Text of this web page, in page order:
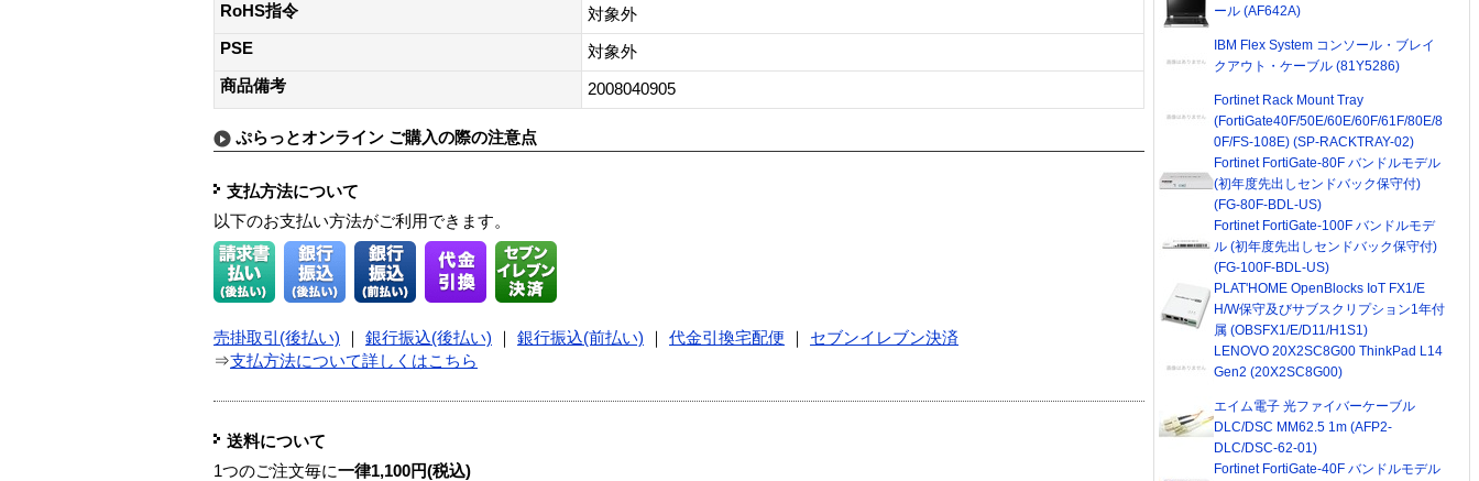
RoHS指令
対象外
PSE
対象外
商品備考
2008040905
ぷらっとオンライン ご購入の際の注意点
支払方法について
以下のお支払い方法がご利用できます。
売掛取引(後払い) ｜ 銀行振込(後払い) ｜ 銀行振込(前払い) ｜ 代金引換宅配便 ｜ セブンイレブン決済
⇒支払方法について詳しくはこちら
送料について
1つのご注文毎に一律1,100円(税込)
ール (AF642A)
IBM Flex System コンソール・ブレイ
クアウト・ケーブル (81Y5286)
Fortinet Rack Mount Tray
(FortiGate40F/50E/60E/60F/61F/80E/8
0F/FS-108E) (SP-RACKTRAY-02)
Fortinet FortiGate-80F バンドルモデル
(初年度先出しセンドバック保守付)
(FG-80F-BDL-US)
Fortinet FortiGate-100F バンドルモデ
ル (初年度先出しセンドバック保守付)
(FG-100F-BDL-US)
PLAT'HOME OpenBlocks IoT FX1/E
H/W保守及びサブスクリプション1年付
属 (OBSFX1/E/D11/H1S1)
LENOVO 20X2SC8G00 ThinkPad L14
Gen2 (20X2SC8G00)
エイム電子 光ファイバーケーブル
DLC/DSC MM62.5 1m (AFP2-
DLC/DSC-62-01)
Fortinet FortiGate-40F バンドルモデル